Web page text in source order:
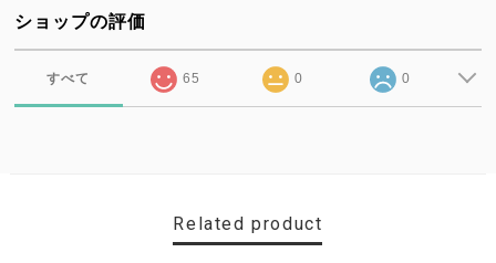
ショップの評価
すべて 65 0 0
Related product